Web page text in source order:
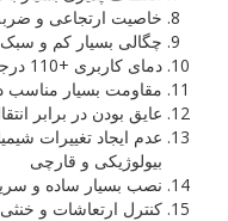
خاصیت ارتجاعی و
چگالی بسیار کم و
دمای کاربری +110 درجه سانتی گراد
مقاومت بسیار مناسب
عایق بودن در برابر
عدم ایجاد تغییرات
بیولوژیکی و قارچی
نصب بسیار ساده و
کنترل ارتعاشات و